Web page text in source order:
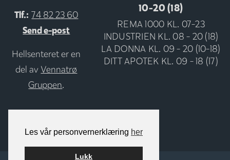
Les vår personvernerklæring her
Lukk
Tlf.: 74 82 23 60
Send e-post
Hellsenteret er en
del av Vennatrø
Gruppen.
10-20 (18)
REMA 1000 KL. 07-23
INDUSTRIEN KL. 08 - 20 (18)
LA DONNA KL. 09 - 20 (10-18)
DITT APOTEK KL. 09 - 18 (17)